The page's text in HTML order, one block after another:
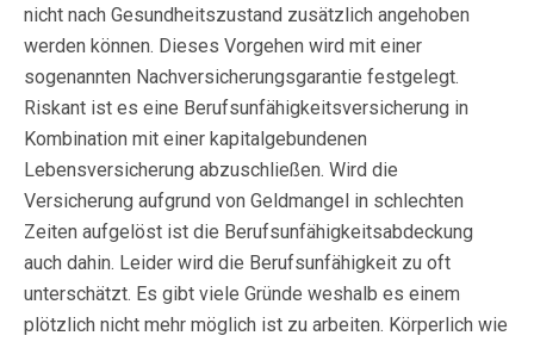
nicht nach Gesundheitszustand zusätzlich angehoben
werden können. Dieses Vorgehen wird mit einer
sogenannten Nachversicherungsgarantie festgelegt.
Riskant ist es eine Berufsunfähigkeitsversicherung in
Kombination mit einer kapitalgebundenen
Lebensversicherung abzuschließen. Wird die
Versicherung aufgrund von Geldmangel in schlechten
Zeiten aufgelöst ist die Berufsunfähigkeitsabdeckung
auch dahin. Leider wird die Berufsunfähigkeit zu oft
unterschätzt. Es gibt viele Gründe weshalb es einem
plötzlich nicht mehr möglich ist zu arbeiten. Körperlich wie